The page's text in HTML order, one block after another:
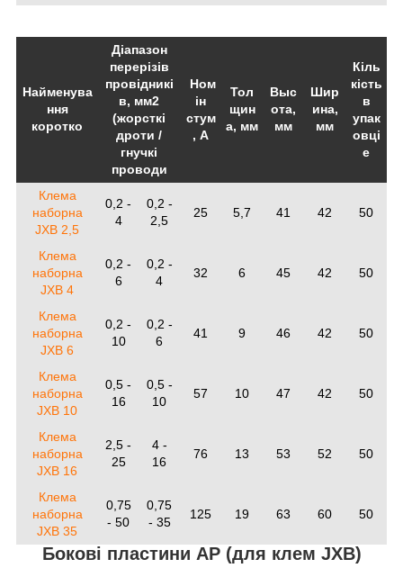
Найменува
ння
коротко
Діапазон
перерізів
провідникі
в, мм2
(жорсткі
дроти /
гнучкі
проводи
Ном
ін
стум
, А
Тол
щин
а, мм
Выс
ота,
мм
Шир
ина,
мм
Кіль
кість
в
упак
овці
е
Клема
наборна
JXB 2,5
0,2 -
4
0,2 -
2,5
25 5,7 41 42 50
Клема
наборна
JXB 4
0,2 -
6
0,2 -
4
32 6 45 42 50
Клема
наборна
JXB 6
0,2 -
10
0,2 -
6
41 9 46 42 50
Клема
наборна
JXB 10
0,5 -
16
0,5 -
10
57 10 47 42 50
Клема
наборна
JXB 16
2,5 -
25
4 -
16
76 13 53 52 50
Клема
наборна
JXB 35
0,75
- 50
0,75
- 35
125 19 63 60 50
Бокові пластини АР (для клем JXB)